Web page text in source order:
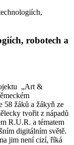
robotech a
„Art &
58 žáků a žákyň ze
tvořit z nápadů
R.U.R. a tématem
digitálním světě.
jim není cizí, říká